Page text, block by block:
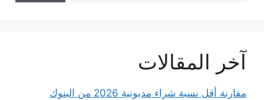
آخر المقالات
مقارنة أقل نسبة شراء مديونية 2026 من البنوك